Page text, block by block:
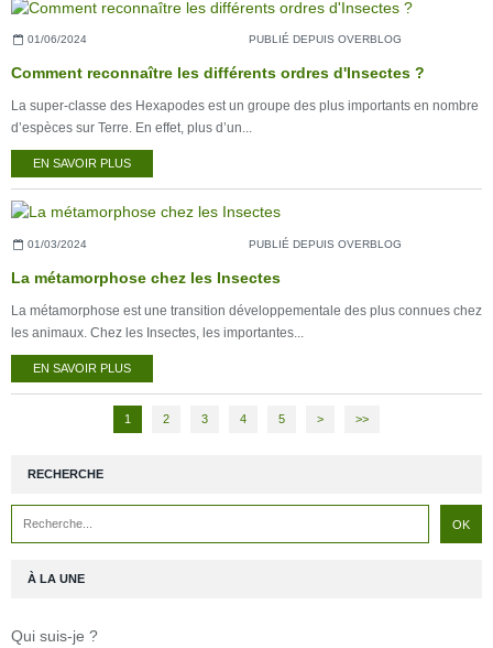
01/06/2024 PUBLIÉ DEPUIS OVERBLOG
Comment reconnaître les différents ordres d'Insectes ?
La super-classe des Hexapodes est un groupe des plus importants en nombre
d’espèces sur Terre. En effet, plus d’un...
EN SAVOIR PLUS
01/03/2024 PUBLIÉ DEPUIS OVERBLOG
La métamorphose chez les Insectes
La métamorphose est une transition développementale des plus connues chez
les animaux. Chez les Insectes, les importantes...
EN SAVOIR PLUS
1 2 3 4 5 > >>
RECHERCHE
À LA UNE
Qui suis-je ?